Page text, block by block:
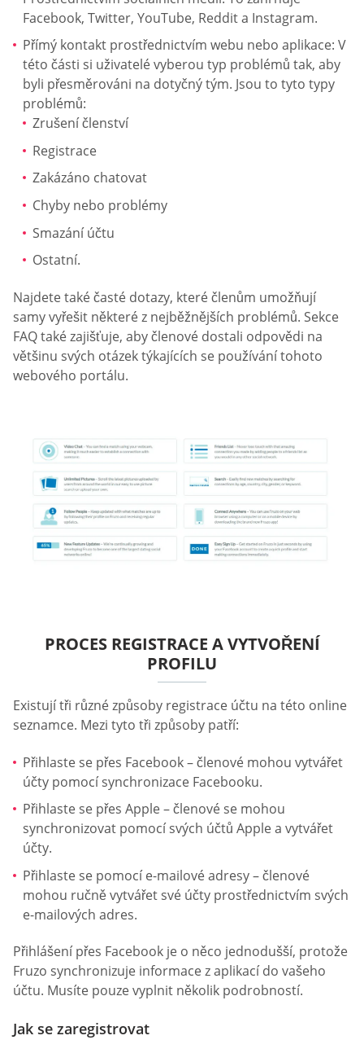
Facebook, Twitter, YouTube, Reddit a Instagram.
Přímý kontakt prostřednictvím webu nebo aplikace: V
této části si uživatelé vyberou typ problémů tak, aby
byli přesměrováni na dotyčný tým. Jsou to tyto typy
problémů:
Zrušení členství
Registrace
Zakázáno chatovat
Chyby nebo problémy
Smazání účtu
Ostatní.
Najdete také časté dotazy, které členům umožňují
samy vyřešit některé z nejběžnějších problémů. Sekce
FAQ také zajišťuje, aby členové dostali odpovědi na
většinu svých otázek týkajících se používání tohoto
webového portálu.
PROCES REGISTRACE A VYTVOŘENÍ
PROFILU
Existují tři různé způsoby registrace účtu na této online
seznamce. Mezi tyto tři způsoby patří:
Přihlaste se přes Facebook – členové mohou vytvářet
účty pomocí synchronizace Facebooku.
Přihlaste se přes Apple – členové se mohou
synchronizovat pomocí svých účtů Apple a vytvářet
účty.
Přihlaste se pomocí e-mailové adresy – členové
mohou ručně vytvářet své účty prostřednictvím svých
e-mailových adres.
Přihlášení přes Facebook je o něco jednodušší, protože
Fruzo synchronizuje informace z aplikací do vašeho
účtu. Musíte pouze vyplnit několik podrobností.
Jak se zaregistrovat